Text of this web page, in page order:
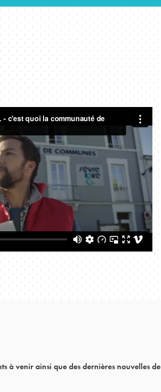
à venir ainsi que des dernières nouvelles de